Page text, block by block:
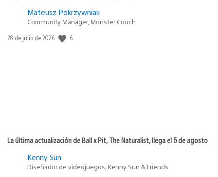
Mateusz Pokrzywniak
Community Manager, Monster Couch
Fecha
28 de julio de 2026 6
La última actualización de Ball x Pit, The Naturalist, llega el 6 de agosto
Kenny Sun
Diseñador de videojuegos, Kenny Sun & Friends